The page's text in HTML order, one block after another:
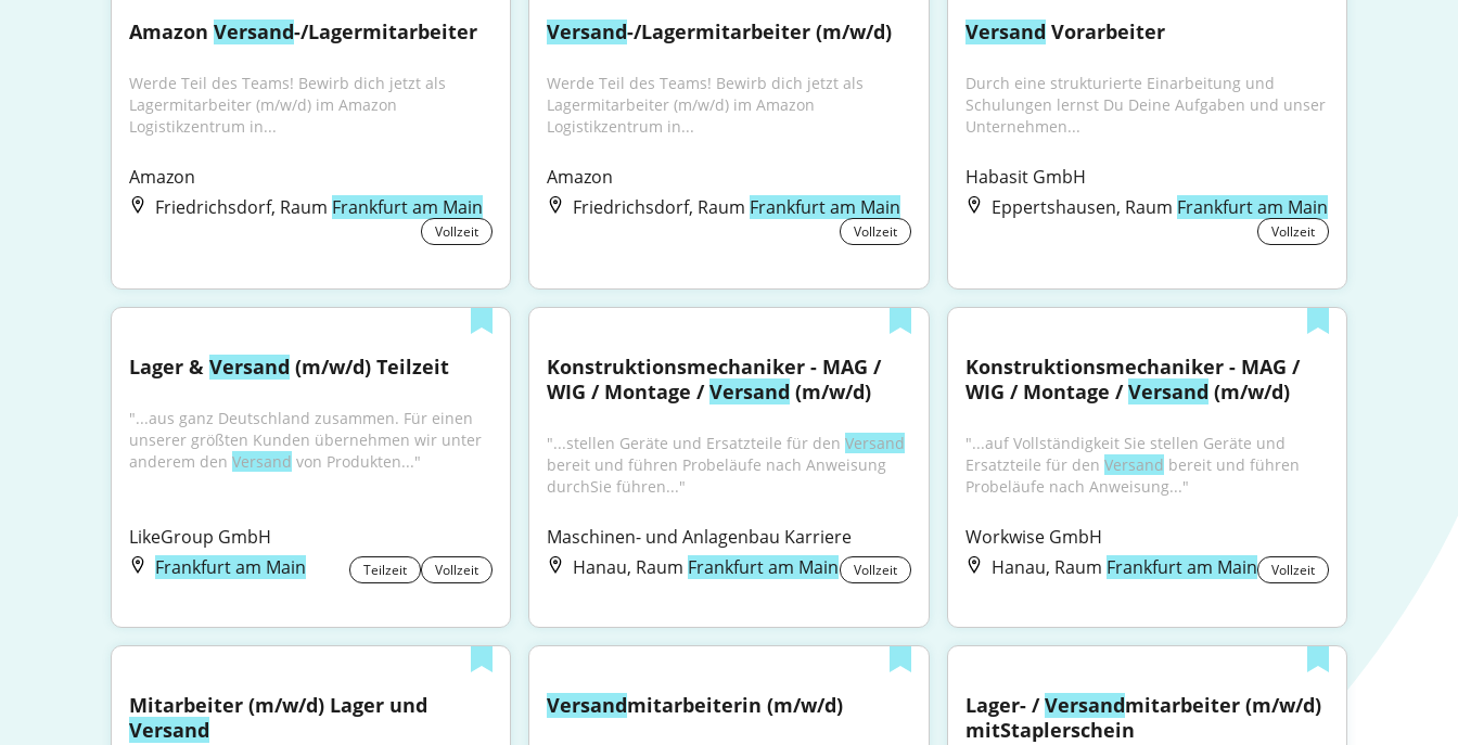
Amazon Versand-/Lagermitarbeiter
Werde Teil des Teams! Bewirb dich jetzt als
Lagermitarbeiter (m/w/d) im Amazon
Logistikzentrum in...
Amazon
Friedrichsdorf, Raum Frankfurt am Main
Vollzeit
Versand-/Lagermitarbeiter (m/w/d)
Werde Teil des Teams! Bewirb dich jetzt als
Lagermitarbeiter (m/w/d) im Amazon
Logistikzentrum in...
Amazon
Friedrichsdorf, Raum Frankfurt am Main
Vollzeit
Versand Vorarbeiter
Durch eine strukturierte Einarbeitung und
Schulungen lernst Du Deine Aufgaben und unser
Unternehmen...
Habasit GmbH
Eppertshausen, Raum Frankfurt am Main
Vollzeit
Lager & Versand (m/w/d) Teilzeit
"...aus ganz Deutschland zusammen. Für einen
unserer größten Kunden übernehmen wir unter
anderem den Versand von Produkten..."
LikeGroup GmbH
Frankfurt am Main
Teilzeit Vollzeit
Konstruktionsmechaniker - MAG /
WIG / Montage / Versand (m/w/d)
"...stellen Geräte und Ersatzteile für den Versand
bereit und führen Probeläufe nach Anweisung
durchSie führen..."
Maschinen- und Anlagenbau Karriere
Hanau, Raum Frankfurt am Main Vollzeit
Konstruktionsmechaniker - MAG /
WIG / Montage / Versand (m/w/d)
"...auf Vollständigkeit Sie stellen Geräte und
Ersatzteile für den Versand bereit und führen
Probeläufe nach Anweisung..."
Workwise GmbH
Hanau, Raum Frankfurt am Main Vollzeit
Versand
Versandmitarbeiterin (m/w/d) Lager- / Versandmitarbeiter (m/w/d)
mitStaplerschein